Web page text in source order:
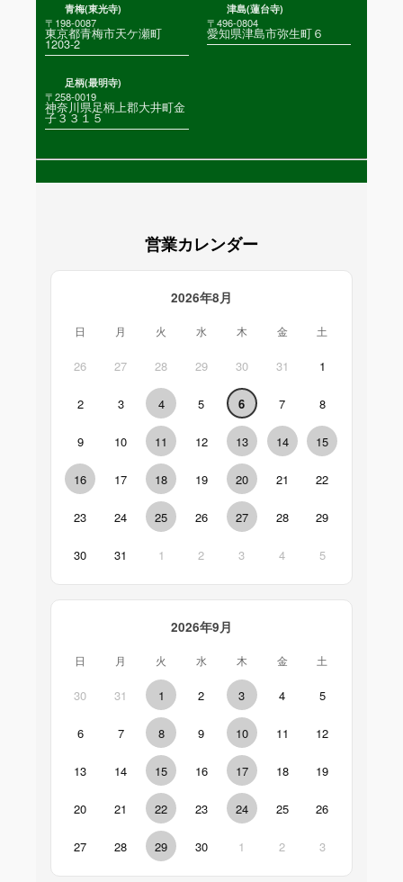
青梅(東光寺)
〒198-0087
東京都青梅市天ケ瀬町
1203-2
津島(蓮台寺)
〒496-0804
愛知県津島市弥生町６
足柄(最明寺)
〒258-0019
神奈川県足柄上郡大井町金
子３３１５
営業カレンダー
2026年8月
日 月 火 水 木 金 土
26 27 28 29 30 31 1
2 3 4 5 6 7 8
9 10 11 12 13 14 15
16 17 18 19 20 21 22
23 24 25 26 27 28 29
30 31 1 2 3 4 5
2026年9月
日 月 火 水 木 金 土
30 31 1 2 3 4 5
6 7 8 9 10 11 12
13 14 15 16 17 18 19
20 21 22 23 24 25 26
27 28 29 30 1 2 3